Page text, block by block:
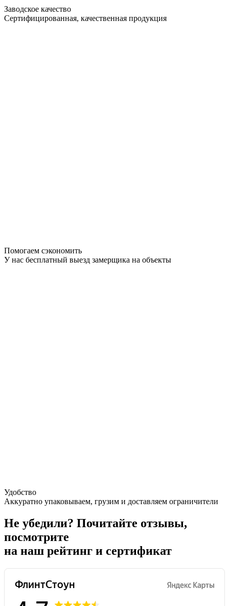
Заводское качество
Сертифицированная, качественная продукция
Помогаем сэкономить
У нас бесплатный выезд замерщика на объекты
Удобство
Аккуратно упаковываем, грузим и доставляем ограничители
Не убедили? Почитайте отзывы,
посмотрите
на наш рейтинг и сертификат